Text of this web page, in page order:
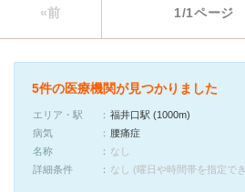
«前 1/1ページ
5件の医療機関が見つかりました
エリア・駅
福井口駅 (1000m)
病気
腰痛症
名称
なし
詳細条件
なし (曜日や時間帯を指定で